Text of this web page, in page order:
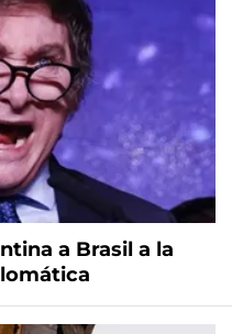
a Brasil a la